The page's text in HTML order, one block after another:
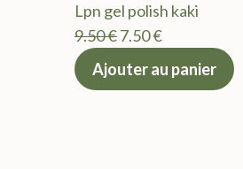
9.50 €.7.50 €.
Lpn gel polish kaki
9.50€Le
prix
7.50€Le
actuel
Ajouter au panier